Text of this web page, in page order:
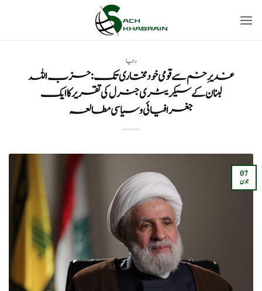
دنیا
غدیرِ خم سے قومی خودمختاری تک: حزب اللہ
لبنان کے سیکریٹری جنرل کی تقریر کا ایک
جغرافیائی و سیاسی مطالعہ
07
جون